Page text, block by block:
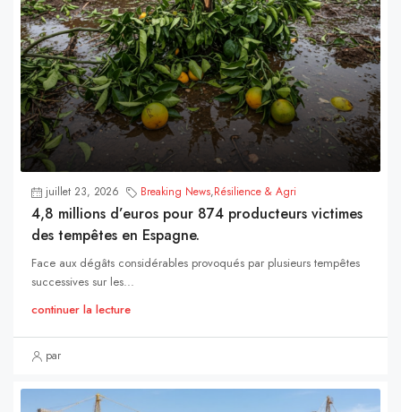
juillet 23, 2026 Breaking News,Résilience & Agri
4,8 millions d’euros pour 874 producteurs victimes
des tempêtes en Espagne.
Face aux dégâts considérables provoqués par plusieurs tempêtes
successives sur les...
continuer la lecture
par